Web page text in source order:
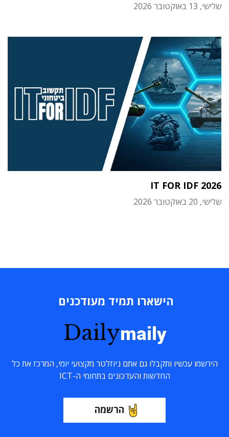
שלישי, 13 באוקטובר 2026
IT FOR IDF 2026
שלישי, 20 באוקטובר 2026
הישארו תמיד מעודכנים
Dailymaily
הירשמו עכשיו ותקבלו גם אתם ניוזלטר מקצועי יומי, המרכז את כל
החדשות והעדכונים בתחומי ה-ICT
הרשמה